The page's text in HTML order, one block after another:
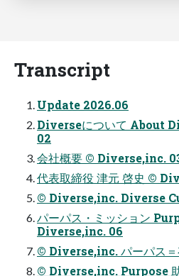
Transcript
Update 2026.06
Diverseについて About
02
会社概要 ©︎ Diverse,inc.
代表取締役 津元 啓史 ©︎
©︎ Diverse,inc. Diverse
パーパス・ミッション
Diverse,inc. 06
©︎ Diverse,inc. パーパス＝
©︎ Diverse,inc. Purpose